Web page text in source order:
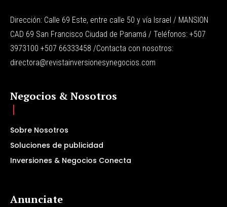
Dirección: Calle 69 Este, entre calle 50 y vía Israel / MANSION
CAD 69 San Francisco Ciudad de Panamá / Teléfonos: +507
3973100 +507 66333458 /Contacta con nosotros:
directora@revistainversionesynegocios.com
Negocios & Nosotros
Sobre Nosotros
Soluciones de publicidad
Inversiones & Negocios Conecta
Anunciate